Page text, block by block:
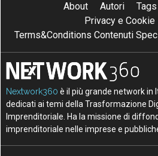
About Autori Tags
Privacy e
Terms&Conditions Contenuti
Nextwork360 è il più grande network in
dedicati ai temi della Trasformazione
Imprenditoriale. Ha la missione di
imprenditoriale nelle imprese e